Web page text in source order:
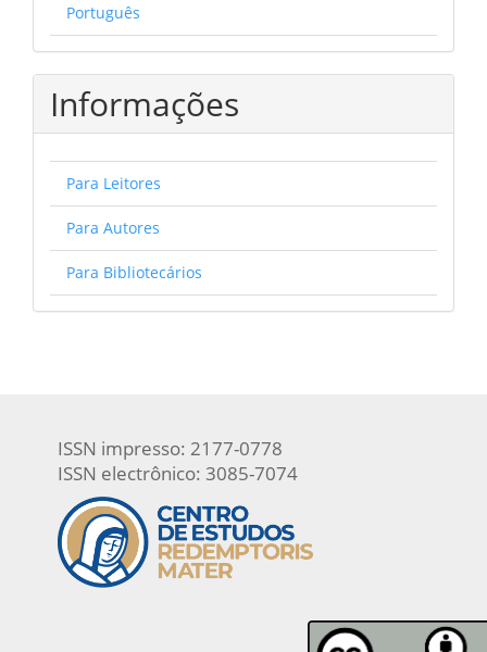
Português
Informações
Para Leitores
Para Autores
Para Bibliotecários
ISSN impresso: 2177-0778
ISSN electrônico: 3085-7074